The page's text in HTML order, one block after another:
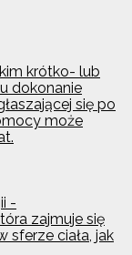
krótko- lub
dokonanie
się po
może
-
zajmuje się
sferze ciała, jak